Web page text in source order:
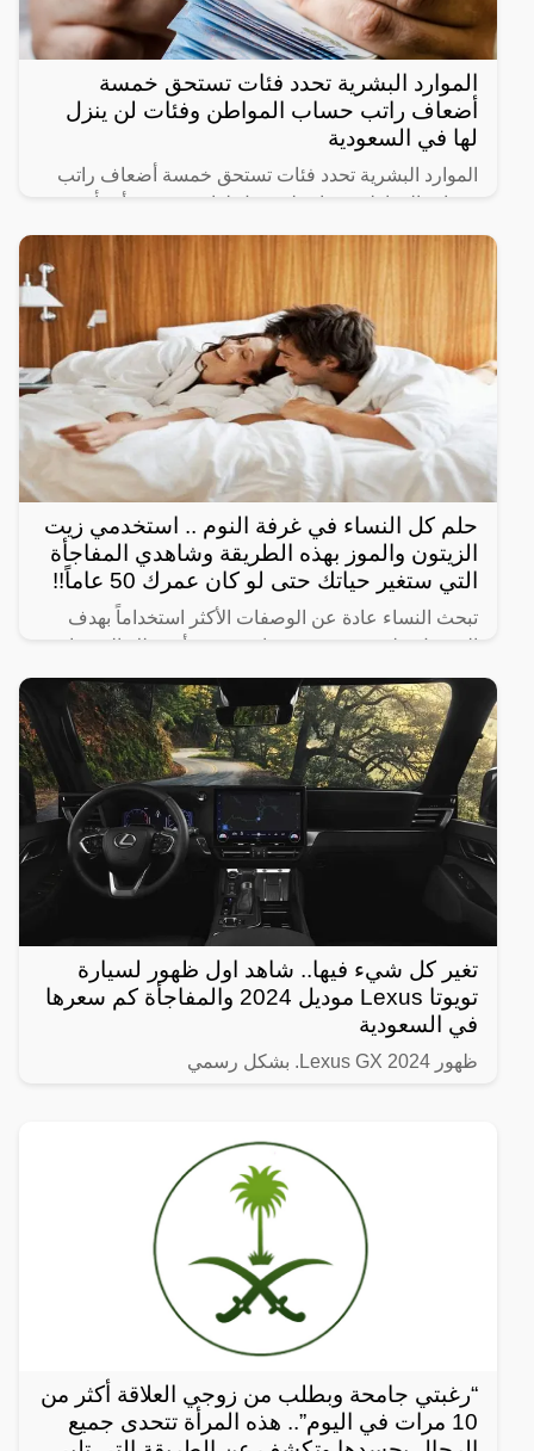
الموارد البشرية تحدد فئات تستحق خمسة
أضعاف راتب حساب المواطن وفئات لن ينزل
لها في السعودية
الموارد البشرية تحدد فئات تستحق خمسة أضعاف راتب
حساب المواطن وفئات لن ينزل لها دعم حيث أنشأت
الحكومة السعودية برنامج حساب المواطن لحماية الأسر
السعودية من
حلم كل النساء في غرفة النوم .. استخدمي زيت
الزيتون والموز بهذه الطريقة وشاهدي المفاجأة
التي ستغير حياتك حتى لو كان عمرك 50 عاماً!!
تبحث النساء عادة عن الوصفات الأكثر استخداماً بهدف
الخاصة بالبشرة والجسم للحصول على أفضل نتيجة خلال
فترة قصيرة،
تغير كل شيء فيها.. شاهد اول ظهور لسيارة
تويوتا Lexus موديل 2024 والمفاجأة كم سعرها
في السعودية
ظهور Lexus GX 2024. بشكل رسمي
“رغبتي جامحة وبطلب من زوجي العلاقة أكثر من
10 مرات في اليوم”.. هذه المرأة تتحدى جميع